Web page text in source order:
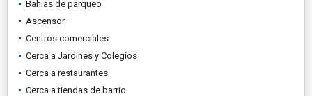
Bahias de parqueo
Ascensor
Centros comerciales
Cerca a Jardines y Colegios
Cerca a restaurantes
Cerca a tiendas de barrio